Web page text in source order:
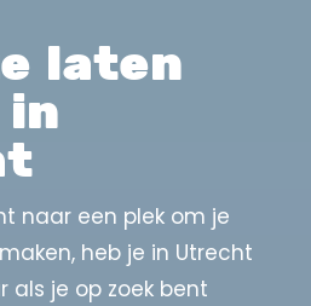
laten
in
naar een plek om je
heb je in Utrecht
als je op zoek bent